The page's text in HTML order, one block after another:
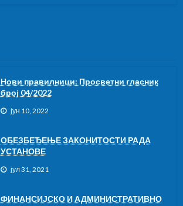
Нови правилници: Просветни гласник
број 04/2022
јун 10, 2022
ОБЕЗБЕЂЕЊЕ ЗАКОНИТОСТИ РАДА
УСТАНОВЕ
јул 31, 2021
ФИНАНСИЈСКО И АДМИНИСТРАТИВНО